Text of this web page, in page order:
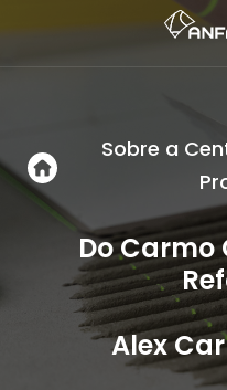
Sobre a
Do Carmo
Alex